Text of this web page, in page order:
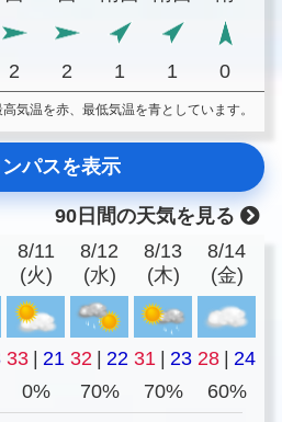
2 2 1 1 0
気温を赤、最低気温を青としています。
ンパスを表示
90日間の天気を見る
8/11
(火)
8/12
(水)
8/13
(木)
8/14
(金)
33 | 21 32 | 22 31 | 23 28 | 24
0% 70% 70% 60%